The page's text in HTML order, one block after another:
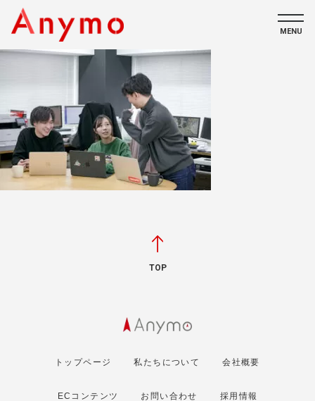
私たちについて
ECコンテンツ
採用情報
CONTACT
MENU
TOP
トップページ 私たちについて 会社概要
ECコンテンツ お問い合わせ 採用情報